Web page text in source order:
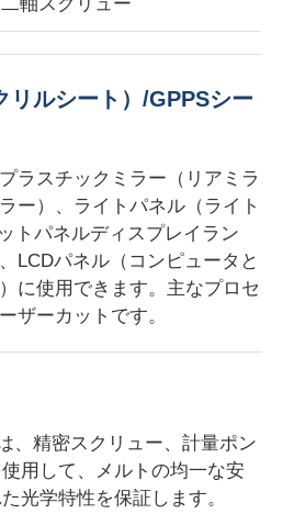
イン
リルシート）/GPPSシー
ラスチックミラー（リアミラ
ー）、ライトパネル（ライト
トパネルディスプレイラン
LCDパネル（コンピュータと
に使用できます。主なプロセ
ザーカットです。
、精密スクリュー、計量ポン
用して、メルトの均一な安
光学特性を保証します。